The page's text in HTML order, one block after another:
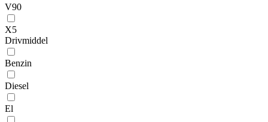
V90
X5
Drivmiddel
Benzin
Diesel
El